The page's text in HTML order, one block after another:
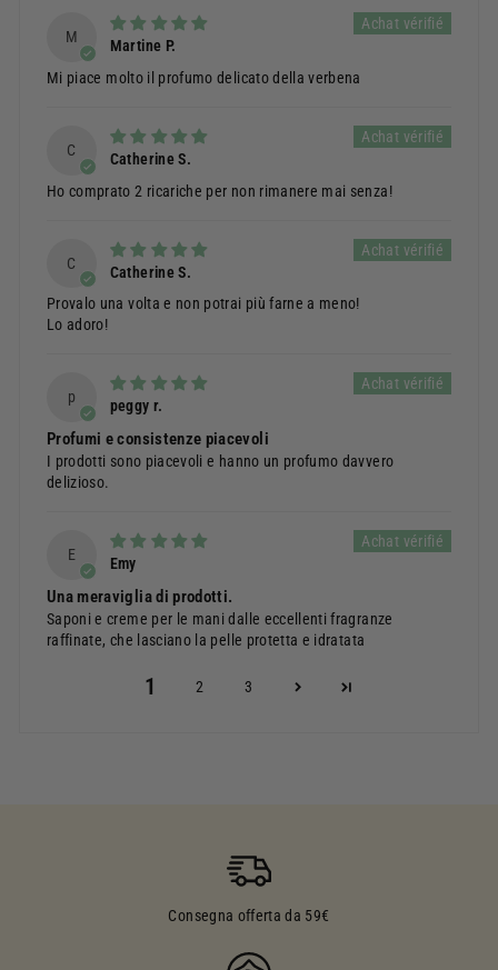
M
Martine P.
Mi piace molto il profumo delicato della verbena
C
Catherine S.
Ho comprato 2 ricariche per non rimanere mai senza!
C
Catherine S.
Provalo una volta e non potrai più farne a meno!
Lo adoro!
p
peggy r.
Profumi e consistenze piacevoli
I prodotti sono piacevoli e hanno un profumo davvero
delizioso.
E
Emy
Una meraviglia di prodotti.
Saponi e creme per le mani dalle eccellenti fragranze
raffinate, che lasciano la pelle protetta e idratata
1 2 3
Consegna offerta da 59€